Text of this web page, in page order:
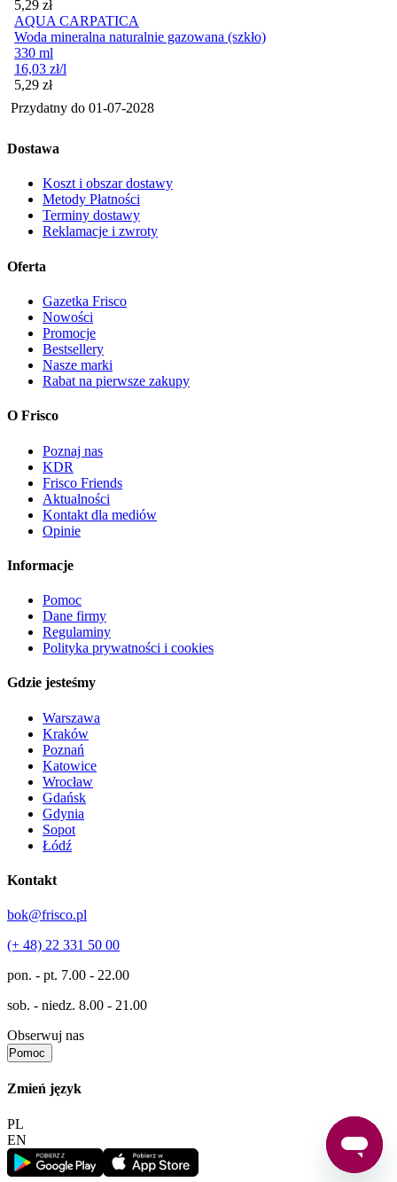
Cena
5,29 zł
AQUA CARPATICA
Woda mineralna naturalnie gazowana (szkło)
330 ml
16,03 zł/l
Cena
5,29 zł
Przydatny do 01-07-2028
Dostawa
Koszt i obszar dostawy
Metody Płatności
Terminy dostawy
Reklamacje i zwroty
Oferta
Gazetka Frisco
Nowości
Promocje
Bestsellery
Nasze marki
Rabat na pierwsze zakupy
O Frisco
Poznaj nas
KDR
Frisco Friends
Aktualności
Kontakt dla mediów
Opinie
Informacje
Pomoc
Dane firmy
Regulaminy
Polityka prywatności i cookies
Gdzie jesteśmy
Warszawa
Kraków
Poznań
Katowice
Wrocław
Gdańsk
Gdynia
Sopot
Łódź
Kontakt
bok@frisco.pl
(+ 48) 22 331 50 00
pon. - pt. 7.00 - 22.00
sob. - niedz. 8.00 - 21.00
Obserwuj nas
Pomoc
Zmień język
PL
EN